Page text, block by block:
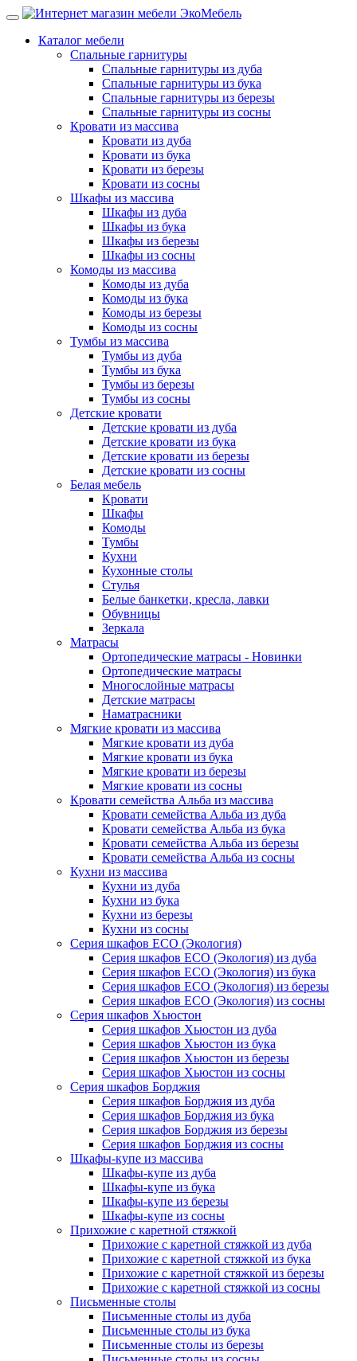
Каталог мебели
Спальные гарнитуры
Спальные гарнитуры из дуба
Спальные гарнитуры из бука
Спальные гарнитуры из березы
Спальные гарнитуры из сосны
Кровати из массива
Кровати из дуба
Кровати из бука
Кровати из березы
Кровати из сосны
Шкафы из массива
Шкафы из дуба
Шкафы из бука
Шкафы из березы
Шкафы из сосны
Комоды из массива
Комоды из дуба
Комоды из бука
Комоды из березы
Комоды из сосны
Тумбы из массива
Тумбы из дуба
Тумбы из бука
Тумбы из березы
Тумбы из сосны
Детские кровати
Детские кровати из дуба
Детские кровати из бука
Детские кровати из березы
Детские кровати из сосны
Белая мебель
Кровати
Шкафы
Комоды
Тумбы
Кухни
Кухонные столы
Стулья
Белые банкетки, кресла, лавки
Обувницы
Зеркала
Матрасы
Ортопедические матрасы - Новинки
Ортопедические матрасы
Многослойные матрасы
Детские матрасы
Наматрасники
Мягкие кровати из массива
Мягкие кровати из дуба
Мягкие кровати из бука
Мягкие кровати из березы
Мягкие кровати из сосны
Кровати семейства Альба из массива
Кровати семейства Альба из дуба
Кровати семейства Альба из бука
Кровати семейства Альба из березы
Кровати семейства Альба из сосны
Кухни из массива
Кухни из дуба
Кухни из бука
Кухни из березы
Кухни из сосны
Серия шкафов ECO (Экология)
Серия шкафов ECO (Экология) из дуба
Серия шкафов ECO (Экология) из бука
Серия шкафов ECO (Экология) из березы
Серия шкафов ECO (Экология) из сосны
Серия шкафов Хьюстон
Серия шкафов Хьюстон из дуба
Серия шкафов Хьюстон из бука
Серия шкафов Хьюстон из березы
Серия шкафов Хьюстон из сосны
Серия шкафов Борджия
Серия шкафов Борджия из дуба
Серия шкафов Борджия из бука
Серия шкафов Борджия из березы
Серия шкафов Борджия из сосны
Шкафы-купе из массива
Шкафы-купе из дуба
Шкафы-купе из бука
Шкафы-купе из березы
Шкафы-купе из сосны
Прихожие с каретной стяжкой
Прихожие с каретной стяжкой из дуба
Прихожие с каретной стяжкой из бука
Прихожие с каретной стяжкой из березы
Прихожие с каретной стяжкой из сосны
Письменные столы
Письменные столы из дуба
Письменные столы из бука
Письменные столы из березы